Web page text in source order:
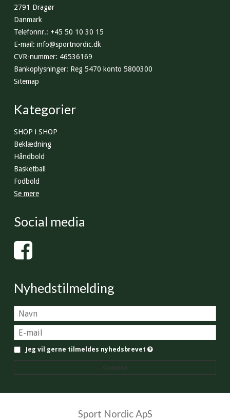
2791 Dragør
Danmark
Telefonnr.: +45 50 10 30 15
E-mail : info@sportnordic.dk
CVR-nummer: 46536169
Bankoplysninger: Reg 5470 konto 5800300
Sitemap
Kategorier
SHOP i SHOP
Beklædning
Håndbold
Basketball
Fodbold
Se mere
Social media
Nyhedstilmelding
Jeg vil gerne tilmeldes nyhedsbrevet
Godkend
Sport Nordic ApS